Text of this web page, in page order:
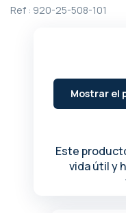
Ref : 920-25-508-101
Mostrar el
Este
vida útil y
de